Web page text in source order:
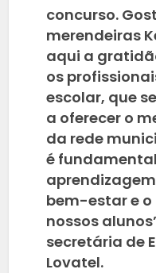
concurso.
merendeiras
aqui a
os
escolar, que
a oferecer o
da rede
é
bem-estar e
nossos
secretária de
Lovatel.